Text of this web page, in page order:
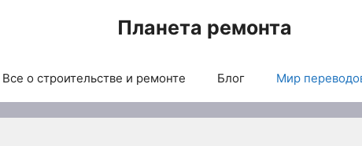
Планета ремонта
Все о строительстве и ремонте Блог Мир